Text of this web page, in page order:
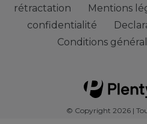
rétractation
Mentions
confidentialité
Conditions
© Copyright 2026 |